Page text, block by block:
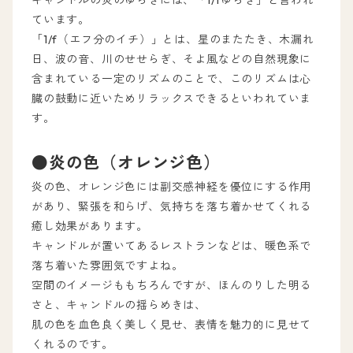
ています。
「1/f（エフ分のイチ）」とは、星のまたたき、木漏れ
日、波の音、川のせせらぎ、そよ風などの自然現象に
含まれている一定のリズムのことで、このリズムは心
臓の鼓動に近いためリラックスできるといわれていま
す。
●炎の色（オレンジ色）
炎の色、オレンジ色には副交感神経を優位にする作用
があり、緊張を和らげ、気持ちを落ち着かせてくれる
癒し効果があります。
キャンドルが置いてあるレストランなどは、暖色系で
落ち着いた雰囲気ですよね。
空間のイメージももちろんですが、ほんのりした明る
さと、キャンドルの揺らめきは、
肌の色を血色良く美しく見せ、表情を魅力的に見せて
くれるのです。